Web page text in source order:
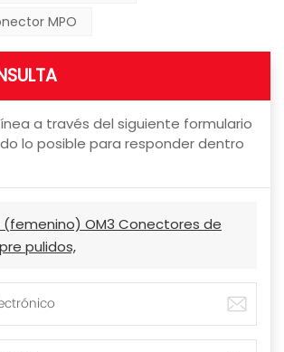
MPO
a través del siguiente formulario
lo posible para responder dentro
(femenino) OM3 Conectores de
pulidos,